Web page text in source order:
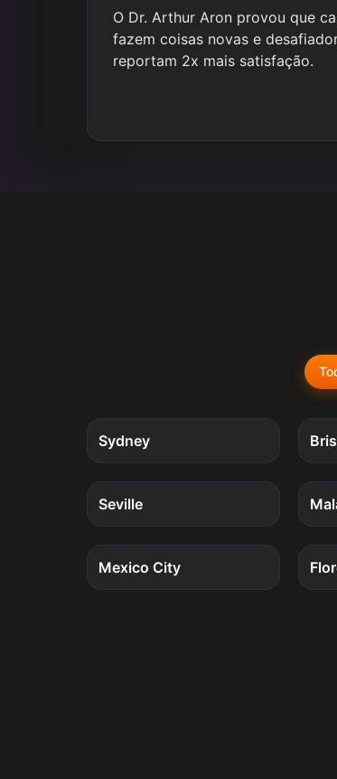
O Dr. Arthur Aron provou que
fazem coisas novas e
reportam 2x mais satisfação.
Sydney
4 quests
Seville
4 quests
Mexico City